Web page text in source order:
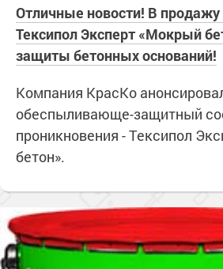
Отличные новости! В продажу
Тексипол Эксперт «Мокрый
защиты бетонных оснований!
Компания КрасКо
обеспыливающе-защитный
проникновения - Тексипол
бетон».